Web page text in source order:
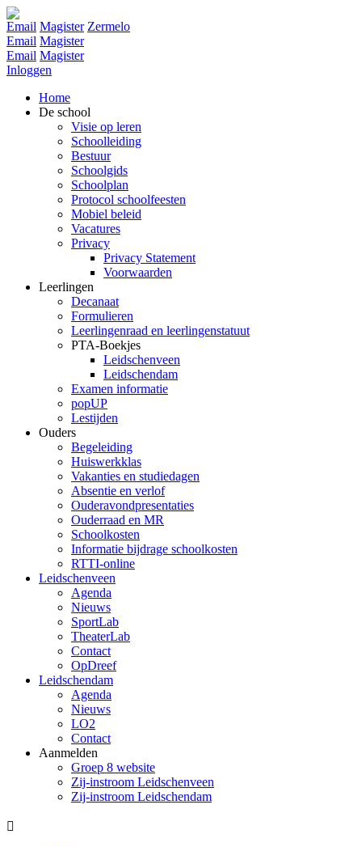
Email Magister Zermelo
Email Magister
Email Magister
Inloggen
Home
De school
Visie op leren
Schoolleiding
Bestuur
Schoolgids
Schoolplan
Protocol schoolfeesten
Mobiel beleid
Vacatures
Privacy
Privacy Statement
Voorwaarden
Leerlingen
Decanaat
Formulieren
Leerlingenraad en leerlingenstatuut
PTA-Boekjes
Leidschenveen
Leidschendam
Examen informatie
popUP
Lestijden
Ouders
Begeleiding
Huiswerkklas
Vakanties en studiedagen
Absentie en verlof
Ouderavondpresentaties
Ouderraad en MR
Schoolkosten
Informatie bijdrage schoolkosten
RTTI-online
Leidschenveen
Agenda
Nieuws
SportLab
TheaterLab
Contact
OpDreef
Leidschendam
Agenda
Nieuws
LO2
Contact
Aanmelden
Groep 8 website
Zij-instroom Leidschenveen
Zij-instroom Leidschendam
